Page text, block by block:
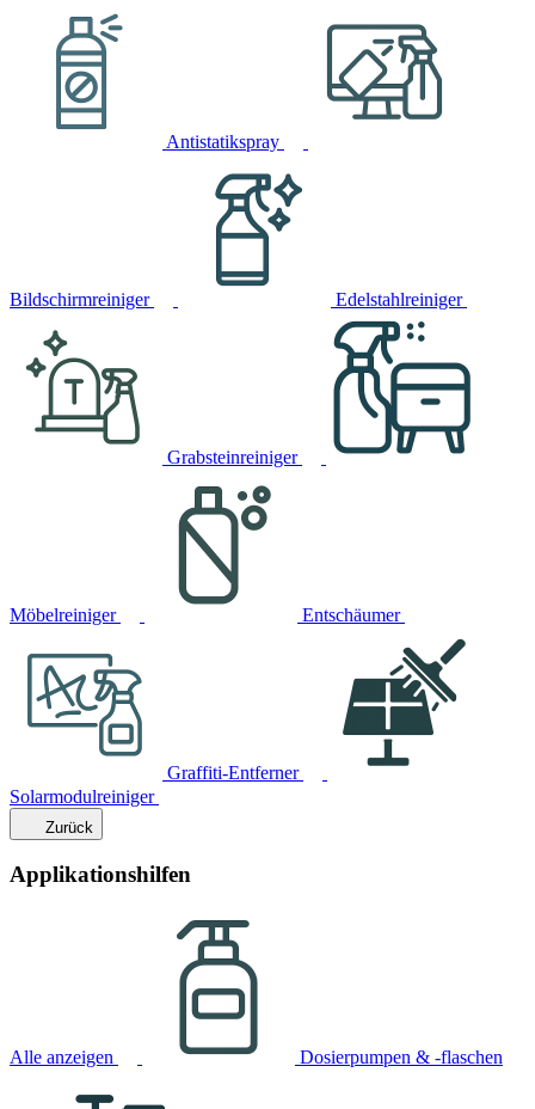
Antistatikspray
Bildschirmreiniger Edelstahlreiniger
Grabsteinreiniger
Möbelreiniger Entschäumer
Graffiti-Entferner
Solarmodulreiniger
Zurück
Applikationshilfen
Alle anzeigen Dosierpumpen & -flaschen